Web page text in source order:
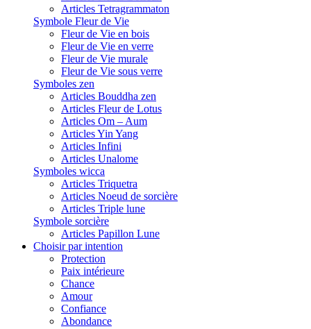
Articles Tetragrammaton
Symbole Fleur de Vie
Fleur de Vie en bois
Fleur de Vie en verre
Fleur de Vie murale
Fleur de Vie sous verre
Symboles zen
Articles Bouddha zen
Articles Fleur de Lotus
Articles Om – Aum
Articles Yin Yang
Articles Infini
Articles Unalome
Symboles wicca
Articles Triquetra
Articles Noeud de sorcière
Articles Triple lune
Symbole sorcière
Articles Papillon Lune
Choisir par intention
Protection
Paix intérieure
Chance
Amour
Confiance
Abondance